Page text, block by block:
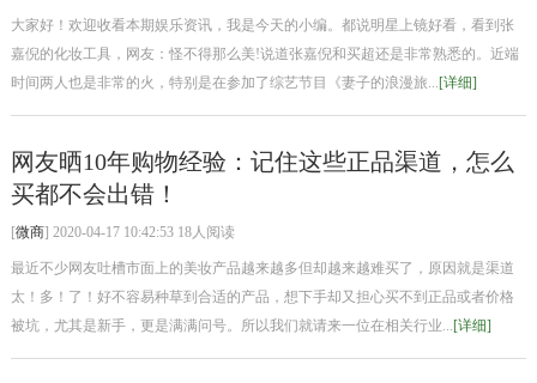
大家好！欢迎收看本期娱乐资讯，我是今天的小编。都说明星上镜好看，看到张
嘉倪的化妆工具，网友：怪不得那么美!说道张嘉倪和买超还是非常熟悉的。近端
时间两人也是非常的火，特别是在参加了综艺节目《妻子的浪漫旅...[详细]
网友晒10年购物经验：记住这些正品渠道，怎么
买都不会出错！
[微商] 2020-04-17 10:42:53 18人阅读
最近不少网友吐槽市面上的美妆产品越来越多但却越来越难买了，原因就是渠道
太！多！了！好不容易种草到合适的产品，想下手却又担心买不到正品或者价格
被坑，尤其是新手，更是满满问号。所以我们就请来一位在相关行业...[详细]